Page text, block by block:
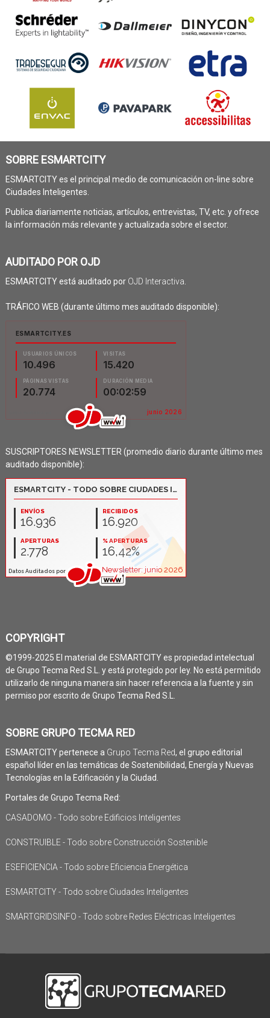
SOBRE ESMARTCITY
ESMARTCITY es el principal medio de comunicación on-line sobre
Ciudades Inteligentes.
Publica diariamente noticias, artículos, entrevistas, TV, etc. y ofrece
la información más relevante y actualizada sobre el sector.
AUDITADO POR OJD
ESMARTCITY está auditado por OJD Interactiva.
TRÁFICO WEB (durante último mes auditado disponible):
SUSCRIPTORES NEWSLETTER (promedio diario durante último mes
auditado disponible):
COPYRIGHT
©1999-2025 El material de ESMARTCITY es propiedad intelectual
de Grupo Tecma Red S.L. y está protegido por ley. No está permitido
utilizarlo de ninguna manera sin hacer referencia a la fuente y sin
permiso por escrito de Grupo Tecma Red S.L.
SOBRE GRUPO TECMA RED
ESMARTCITY pertenece a Grupo Tecma Red, el grupo editorial
español líder en las temáticas de Sostenibilidad, Energía y Nuevas
Tecnologías en la Edificación y la Ciudad.
Portales de Grupo Tecma Red:
CASADOMO - Todo sobre Edificios Inteligentes
CONSTRUIBLE - Todo sobre Construcción Sostenible
ESEFICIENCIA - Todo sobre Eficiencia Energética
ESMARTCITY - Todo sobre Ciudades Inteligentes
SMARTGRIDSINFO - Todo sobre Redes Eléctricas Inteligentes